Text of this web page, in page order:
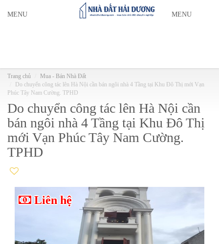
MENU MENU
Trang chủ
Mua - Bán Nhà Đất
Do chuyển công tác lên Hà Nội cần bán ngôi nhà 4 Tầng tại Khu Đô Thị mới Vạn
Phúc Tây Nam Cường. TPHD
Do chuyển công tác lên Hà Nội cần
bán ngôi nhà 4 Tầng tại Khu Đô Thị
mới Vạn Phúc Tây Nam Cường.
TPHD
Liên hệ